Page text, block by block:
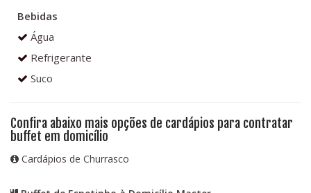
Bebidas
Água
Refrigerante
Suco
Confira abaixo mais opções de cardápios para contratar
buffet em domicílio
Cardápios de Churrasco